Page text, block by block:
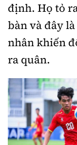
định. Họ tỏ
bàn và đây
nhân khiến
ra quân.